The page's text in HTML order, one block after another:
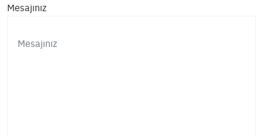
Mesajınız